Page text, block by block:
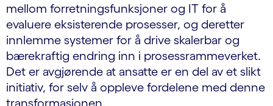
mellom forretningsfunksjoner og IT for å
evaluere eksisterende prosesser, og deretter
innlemme systemer for å drive skalerbar og
bærekraftig endring inn i prosessrammeverket.
Det er avgjørende at ansatte er en del av et slikt
initiativ, for selv å oppleve fordelene med denne
transformasjonen.